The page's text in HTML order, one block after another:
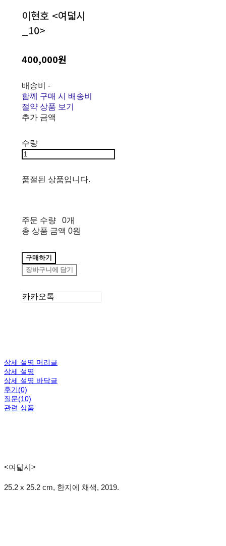
이현호 <여덟시
_10>
400,000원
배송비 -
함께 구매 시 배송비
절약 상품 보기
추가 금액
수량
품절된 상품입니다.
주문 수량
0개
총 상품 금액 0원
구매하기
장바구니에 담기
카카오톡
상세 설명 머리글
상세 설명
상세 설명 바닥글
후기(0)
질문(10)
관련 상품
<여덟시>
25.2 x 25.2 cm, 한지에 채색, 2019.